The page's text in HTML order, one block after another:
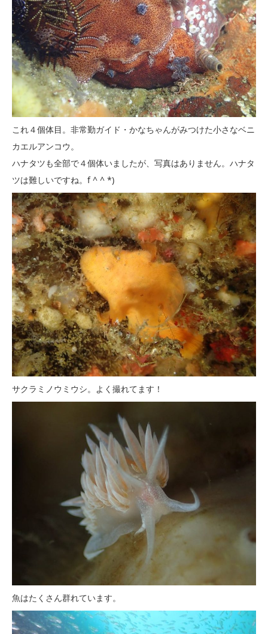
これ４個体目。非常勤ガイド・かなちゃんがみつけた小さなベニ
カエルアンコウ。
ハナタツも全部で４個体いましたが、写真はありません。ハナタ
ツは難しいですね。f ^ ^ *)
サクラミノウミウシ。よく撮れてます！
魚はたくさん群れています。